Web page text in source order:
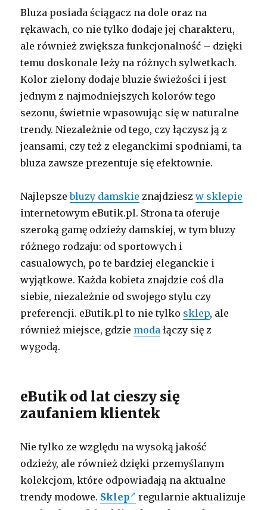
Bluza posiada ściągacz na dole oraz na
rękawach, co nie tylko dodaje jej charakteru,
ale również zwiększa funkcjonalność – dzięki
temu doskonale leży na różnych sylwetkach.
Kolor zielony dodaje bluzie świeżości i jest
jednym z najmodniejszych kolorów tego
sezonu, świetnie wpasowując się w naturalne
trendy. Niezależnie od tego, czy łączysz ją z
jeansami, czy też z eleganckimi spodniami, ta
bluza zawsze prezentuje się efektownie.
Najlepszebluzy damskie znajdzieszw sklepie
internetowym eButik.pl. Strona ta oferuje
szeroką gamę odzieży damskiej, w tym bluzy
różnego rodzaju: od sportowych i
casualowych, po te bardziej eleganckie i
wyjątkowe. Każda kobieta znajdzie coś dla
siebie, niezależnie od swojego stylu czy
preferencji. eButik.pl to nie tylko sklep, ale
również miejsce, gdzie moda łączy się z
wygodą.
eButik od lat cieszy się
zaufaniem klientek
Nie tylko ze względu na wysoką jakość
odzieży, ale również dzięki przemyślanym
kolekcjom, które odpowiadają na aktualne
trendy modowe. Sklep
regularnie aktualizuje